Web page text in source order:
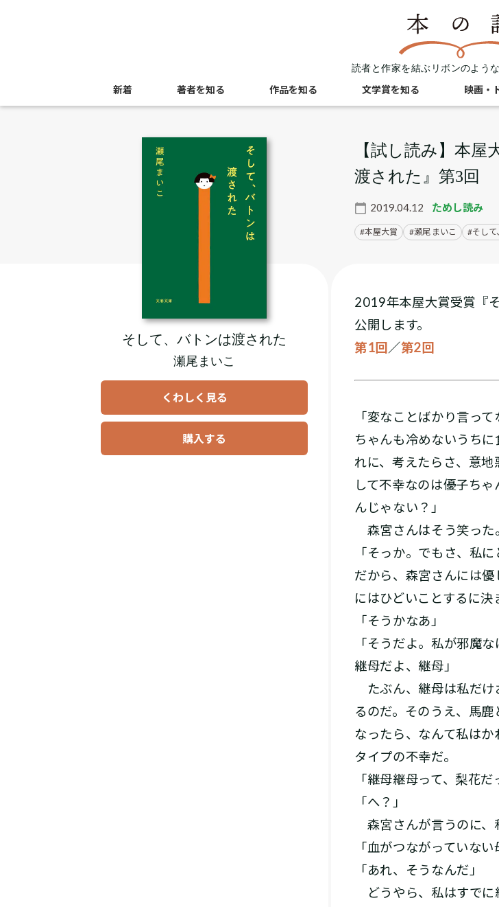
読者と作家を結ぶリボンのよう
新着 著者を知る 作品を知る 文学賞を知る 映画・
【試し読み】本
渡された』第3回
2019.04.12 ためし読み
本屋大賞 瀬尾 まいこ そし
そして、バトンは渡された
瀬尾まいこ
くわしく見る
購入する
2019年本屋大賞受賞『
公開します。
第1回／第2回
「変なことばかり言っ
ちゃんも冷めないうちに
れに、考えたらさ、意地
して不幸なのは優子ちゃ
んじゃない？」
森宮さんはそう笑った
「そっか。でもさ、私
だから、森宮さんには優
にはひどいことするに決
「そうかなあ」
「そうだよ。私が邪魔な
継母だよ、継母」
たぶん、継母は私だけ
るのだ。そのうえ、馬
なったら、なんて私は
タイプの不幸だ。
「継母継母って、梨花だ
「へ？」
森宮さんが言うのに、
「血がつながっていな
「あれ、そうなんだ」
どうやら、私はすでに